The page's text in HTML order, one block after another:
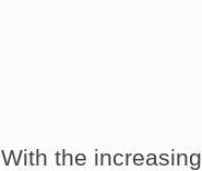
With the increasing